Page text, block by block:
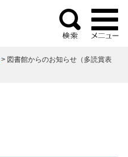
検
索
> 図書館からのお知らせ（多読賞表